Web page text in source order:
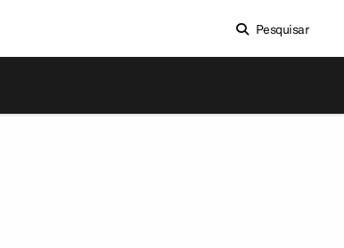
Pesquisar